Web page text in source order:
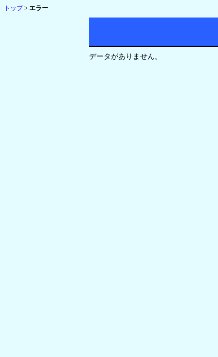
トップ> エラー
データがありません。